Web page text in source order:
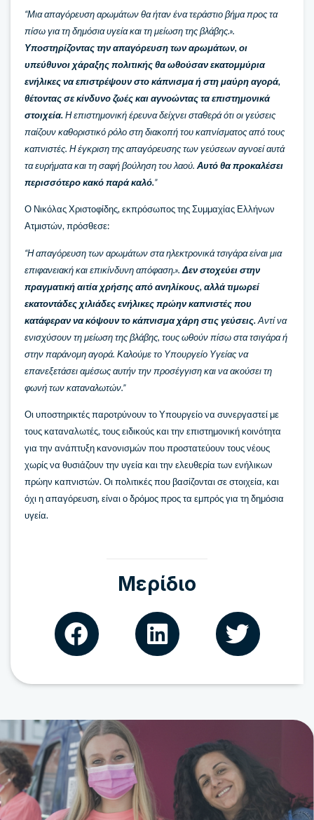
“Μια απαγόρευση αρωμάτων θα ήταν ένα τεράστιο βήμα προς τα
πίσω για τη δημόσια υγεία και τη μείωση της βλάβης.».
Υποστηρίζοντας την απαγόρευση των αρωμάτων, οι
υπεύθυνοι χάραξης πολιτικής θα ωθούσαν εκατομμύρια
ενήλικες να επιστρέψουν στο κάπνισμα ή στη μαύρη αγορά,
θέτοντας σε κίνδυνο ζωές και αγνοώντας τα επιστημονικά
στοιχεία. Η επιστημονική έρευνα δείχνει σταθερά ότι οι γεύσεις
παίζουν καθοριστικό ρόλο στη διακοπή του καπνίσματος από τους
καπνιστές. Η έγκριση της απαγόρευσης των γεύσεων αγνοεί αυτά
τα ευρήματα και τη σαφή βούληση του λαού. Αυτό θα προκαλέσει
περισσότερο κακό παρά καλό.”
Ο Νικόλας Χριστοφίδης, εκπρόσωπος της Συμμαχίας Ελλήνων
Ατμιστών, πρόσθεσε:
“Η απαγόρευση των αρωμάτων στα ηλεκτρονικά τσιγάρα είναι μια
επιφανειακή και επικίνδυνη απόφαση.». Δεν στοχεύει στην
πραγματική αιτία χρήσης από ανηλίκους, αλλά τιμωρεί
εκατοντάδες χιλιάδες ενήλικες πρώην καπνιστές που
κατάφεραν να κόψουν το κάπνισμα χάρη στις γεύσεις. Αντί να
ενισχύσουν τη μείωση της βλάβης, τους ωθούν πίσω στα τσιγάρα ή
στην παράνομη αγορά. Καλούμε το Υπουργείο Υγείας να
επανεξετάσει αμέσως αυτήν την προσέγγιση και να ακούσει τη
φωνή των καταναλωτών.”
Οι υποστηρικτές παροτρύνουν το Υπουργείο να συνεργαστεί με
τους καταναλωτές, τους ειδικούς και την επιστημονική κοινότητα
για την ανάπτυξη κανονισμών που προστατεύουν τους νέους
χωρίς να θυσιάζουν την υγεία και την ελευθερία των ενήλικων
πρώην καπνιστών. Οι πολιτικές που βασίζονται σε στοιχεία, και
όχι η απαγόρευση, είναι ο δρόμος προς τα εμπρός για τη δημόσια
υγεία.
Μερίδιο